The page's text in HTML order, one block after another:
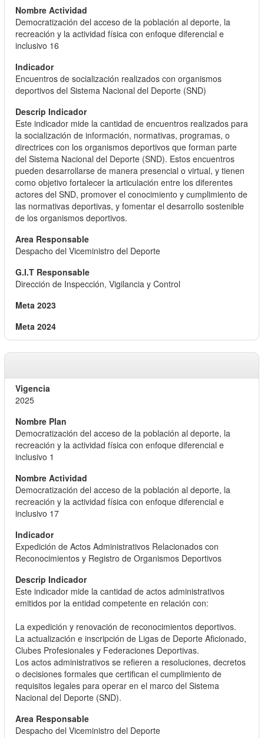
Democratización del acceso de la población al deporte, la
recreación y la actividad física con enfoque diferencial e
inclusivo 16
Encuentros de socialización realizados con organismos
deportivos del Sistema Nacional del Deporte (SND)
Este indicador mide la cantidad de encuentros realizados para
la socialización de información, normativas, programas, o
directrices con los organismos deportivos que forman parte
del Sistema Nacional del Deporte (SND). Estos encuentros
pueden desarrollarse de manera presencial o virtual, y tienen
como objetivo fortalecer la articulación entre los diferentes
actores del SND, promover el conocimiento y cumplimiento de
las normativas deportivas, y fomentar el desarrollo sostenible
de los organismos deportivos.
Despacho del Viceministro del Deporte
Dirección de Inspección, Vigilancia y Control
2025
Democratización del acceso de la población al deporte, la
recreación y la actividad física con enfoque diferencial e
inclusivo 1
Democratización del acceso de la población al deporte, la
recreación y la actividad física con enfoque diferencial e
inclusivo 17
Expedición de Actos Administrativos Relacionados con
Reconocimientos y Registro de Organismos Deportivos
Este indicador mide la cantidad de actos administrativos
emitidos por la entidad competente en relación con:
La expedición y renovación de reconocimientos deportivos.
La actualización e inscripción de Ligas de Deporte Aficionado,
Clubes Profesionales y Federaciones Deportivas.
Los actos administrativos se refieren a resoluciones, decretos
o decisiones formales que certifican el cumplimiento de
requisitos legales para operar en el marco del Sistema
Nacional del Deporte (SND).
Despacho del Viceministro del Deporte